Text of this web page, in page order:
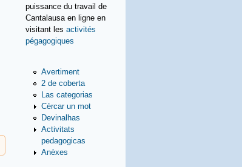
de Lo teatre de Max Roqueta
puissance du travail de
Cantalausa en ligne en
visitant les activités
pégagogiques
Avertiment
2 de coberta
Las categorias
Cèrcar un mot
Devinalhas
Activitats
pedagogicas
Anèxes